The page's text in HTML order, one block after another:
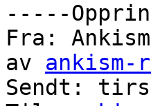
-----
Fra:
av
Sendt: